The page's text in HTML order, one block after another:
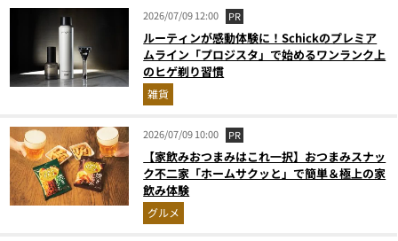
2026/07/09 12:00 PR
ルーティンが感動体験に！Schickのプレミア
ムライン「プロジスタ」で始めるワンランク上
のヒゲ剃り習慣
雑貨
2026/07/09 10:00 PR
【家飲みおつまみはこれ一択】おつまみスナッ
ク不二家「ホームサクッと」で簡単＆極上の家
飲み体験
グルメ